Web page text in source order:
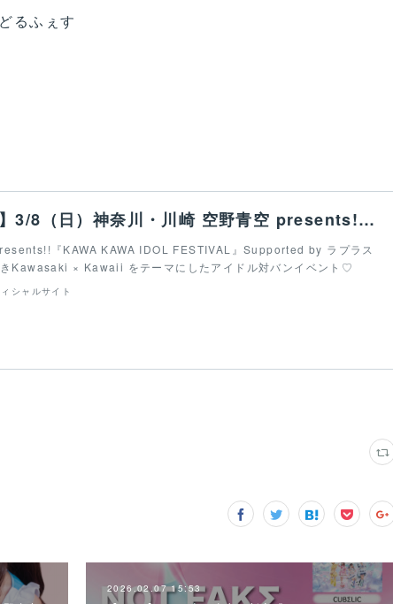
るふぇす
【LIVE】3/8（日）神奈川・川崎 空野青空 presents!! 『KAWA KAWA IDOL FESTIVAL』 Supported by ラプラスの箱かわさき
『KAWA KAWA IDOL FESTIVAL』Supported by ラプラス
Kawasaki × Kawaii をテーマにしたアイドル対バンイベント♡
シャルサイト
2026.02.07 15:53